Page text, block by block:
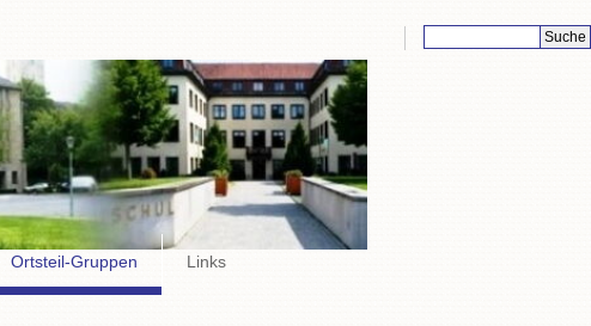
Suchbegriffe
Ortsteil-Gruppen Links